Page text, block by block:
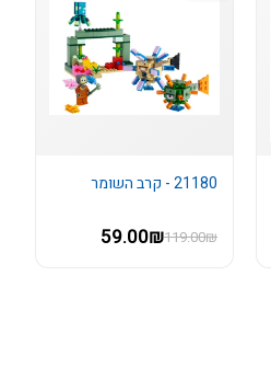
21180 - קרב השומר
119.00₪
59.00₪